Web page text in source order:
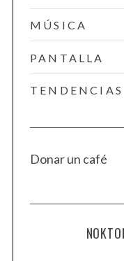
MÚSICA
PANTALLA
TENDENCIAS
Donar un café